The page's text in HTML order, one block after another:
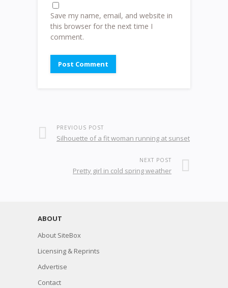
Save my name, email, and website in
this browser for the next time I
comment.
PREVIOUS POST
Silhouette of a fit woman running at sunset
NEXT POST
Pretty girl in cold spring weather
ABOUT
About SiteBox
Licensing & Reprints
Advertise
Contact